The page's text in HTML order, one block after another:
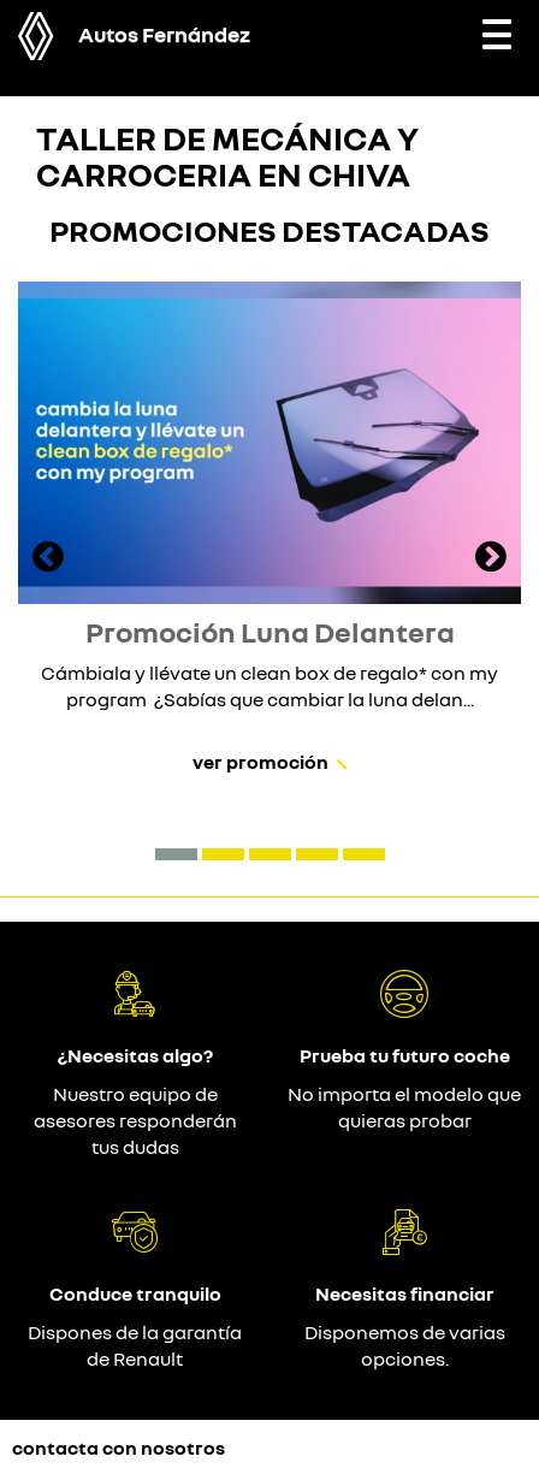
Autos Fernández
TALLER DE MECÁNICA Y
CARROCERIA EN CHIVA
PROMOCIONES DESTACADAS
Promoción Luna Delantera
Cámbiala y llévate un clean box de regalo* con my
program ¿Sabías que cambiar la luna delan...
ver promoción
¿Necesitas algo?
Nuestro equipo de
asesores responderán
tus dudas
Prueba tu futuro coche
No importa el modelo que
quieras probar
Conduce tranquilo
Dispones de la garantía
de Renault
Necesitas financiar
Disponemos de varias
opciones.
contacta con nosotros